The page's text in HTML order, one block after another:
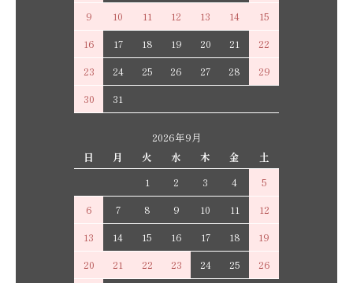
9
10 11 12 13 14
15
16
17 18 19 20 21
22
23
24 25 26 27 28
29
30
31
2026年9月
日
月 火 水 木 金
土
1
2 3 4
5
6
7 8 9 10 11
12
13
14 15 16 17 18
19
20
21 22 23 24 25
26